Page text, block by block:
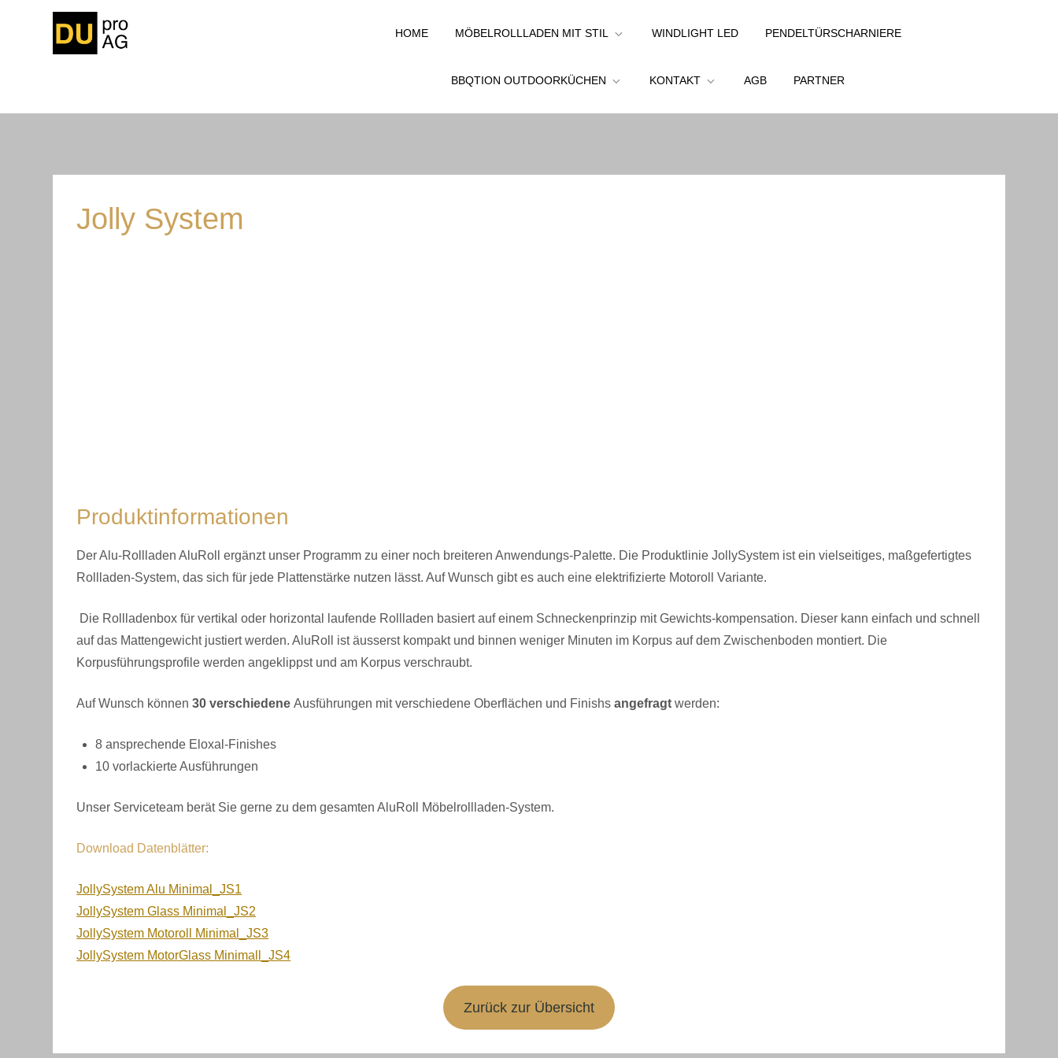
HOME MÖBELROLLLADEN MIT STIL WINDLIGHT LED PENDELTÜRSCHARNIERE
BBQTION OUTDOORKÜCHEN KONTAKT AGB PARTNER
Jolly System
Produktinformationen
Der Alu-Rollladen AluRoll ergänzt unser Programm zu einer noch breiteren Anwendungs-Palette. Die Produktlinie JollySystem ist ein vielseitiges, maßgefertigtes
Rollladen-System, das sich für jede Plattenstärke nutzen lässt. Auf Wunsch gibt es auch eine elektrifizierte Motoroll Variante.
Die Rollladenbox für vertikal oder horizontal laufende Rollladen basiert auf einem Schneckenprinzip mit Gewichts-kompensation. Dieser kann einfach und schnell
auf das Mattengewicht justiert werden. AluRoll ist äusserst kompakt und binnen weniger Minuten im Korpus auf dem Zwischenboden montiert. Die
Korpusführungsprofile werden angeklippst und am Korpus verschraubt.
Auf Wunsch können30 verschiedene Ausführungen mit verschiedene Oberflächen und Finishsangefragt werden:
8 ansprechende Eloxal-Finishes
10 vorlackierte Ausführungen
Unser Serviceteam berät Sie gerne zu dem gesamten AluRoll Möbelrollladen-System.
Download Datenblätter:
JollySystem Alu Minimal_JS1
JollySystem Glass Minimal_JS2
JollySystem Motoroll Minimal_JS3
JollySystem MotorGlass Minimall_JS4
Zurück zur Übersicht